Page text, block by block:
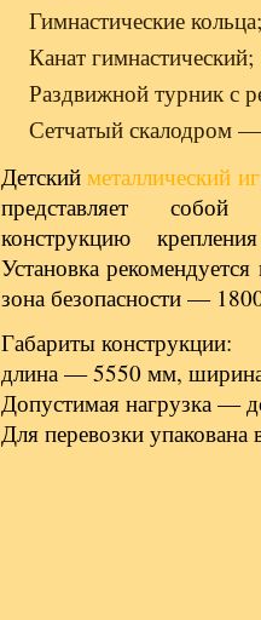
Гимнастические кольца;
Канат гимнастический;
Раздвижной турник с
Сетчатый скалодром
Детскийметаллический
представляет собой
конструкцию
Установка
зона безопасности —
Габариты конструкции:
длина — 5550 мм,
Допустимая нагрузка —
Для перевозки